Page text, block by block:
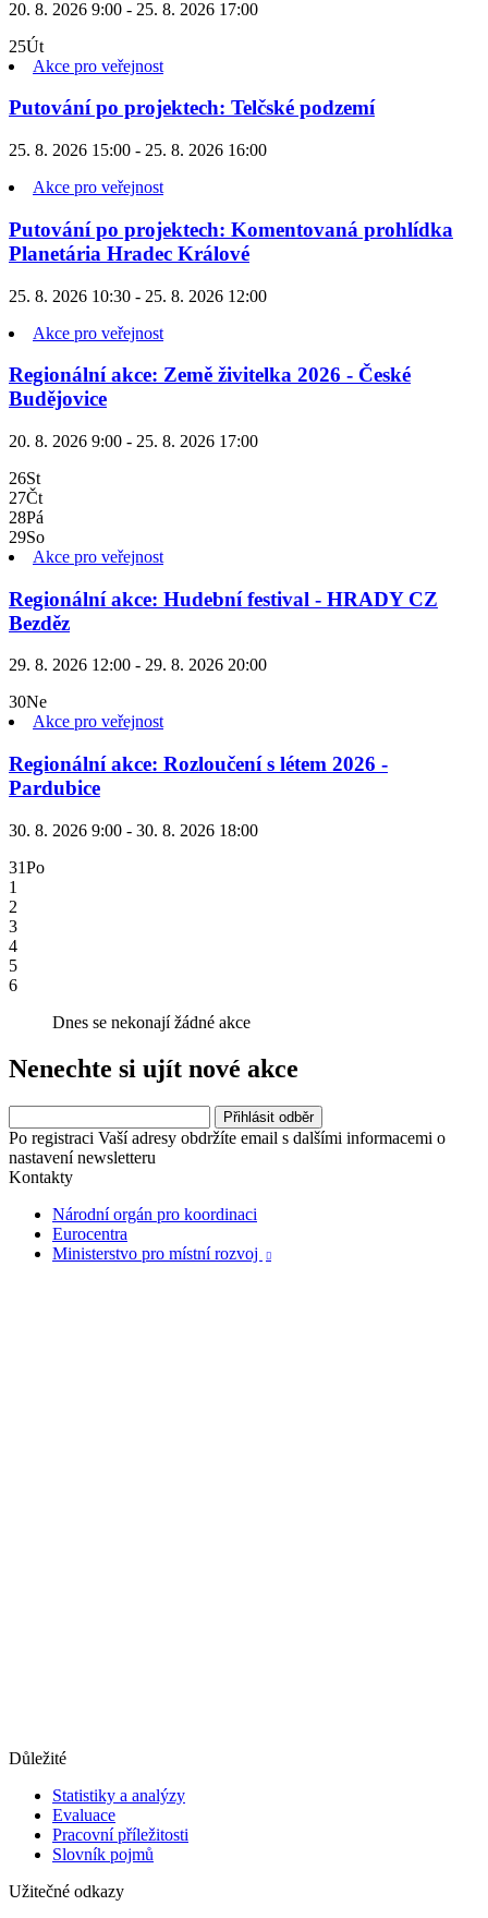
20. 8. 2026 9:00 - 25. 8. 2026 17:00
25Út
Akce pro veřejnost
Putování po projektech: Telčské podzemí
25. 8. 2026 15:00 - 25. 8. 2026 16:00
Akce pro veřejnost
Putování po projektech: Komentovaná prohlídka
Planetária Hradec Králové
25. 8. 2026 10:30 - 25. 8. 2026 12:00
Akce pro veřejnost
Regionální akce: Země živitelka 2026 - České
Budějovice
20. 8. 2026 9:00 - 25. 8. 2026 17:00
26St
27Čt
28Pá
29So
Akce pro veřejnost
Regionální akce: Hudební festival - HRADY CZ
Bezděz
29. 8. 2026 12:00 - 29. 8. 2026 20:00
30Ne
Akce pro veřejnost
Regionální akce: Rozloučení s létem 2026 -
Pardubice
30. 8. 2026 9:00 - 30. 8. 2026 18:00
31Po
1
2
3
4
5
6
Dnes se nekonají žádné akce
Nenechte si ujít nové akce
Po registraci Vaší adresy obdržíte email s dalšími informacemi o
nastavení newsletteru
Kontakty
Národní orgán pro koordinaci
Eurocentra
Ministerstvo pro místní rozvoj

Důležité
Statistiky a analýzy
Evaluace
Pracovní příležitosti
Slovník pojmů
Užitečné odkazy